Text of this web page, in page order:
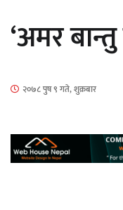
‘अमर
२०७८ पुष ९ गते, शुक्रबार